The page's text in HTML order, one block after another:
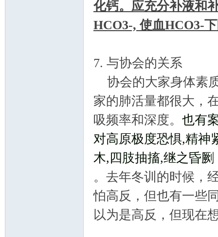
化钙。应充分补液和
HCO3-, 使血HCO3-
7. 与协会的关系
协会的大家身体素
家的肺活量都很大，
吸频率和深度。 也有
对高原极度恐惧,精神
木,四肢抽搐,继之昏劂
。去年冬训的时候，
怕高反，但也有一些
以为是高反，但现在